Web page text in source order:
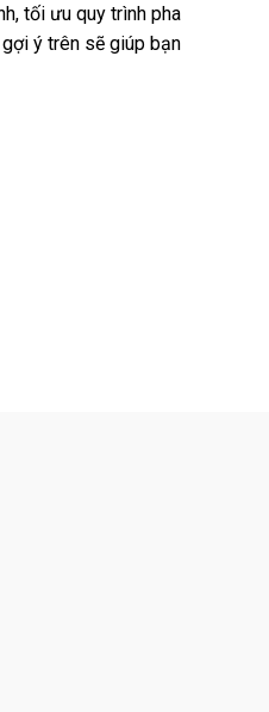
tối ưu quy trình pha
ý trên sẽ giúp bạn